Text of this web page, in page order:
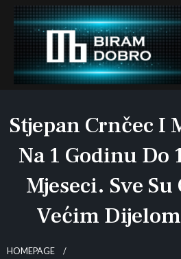
Skip
content
Stjepan Crnčec I
Na 1 Godinu Do
Mjeseci. Sve
Većim
HOMEPAGE